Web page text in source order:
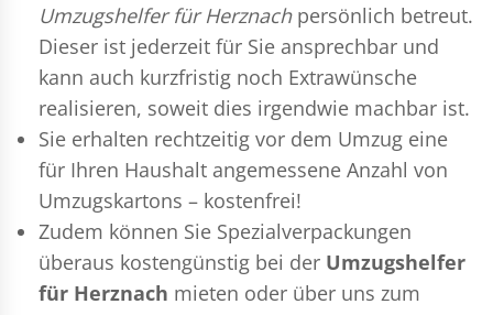
Umzugshelfer für Herznachpersönlich betreut.
Dieser ist jederzeit für Sie ansprechbar und
kann auch kurzfristig noch Extrawünsche
realisieren, soweit dies irgendwie machbar ist.
Sie erhalten rechtzeitig vor dem Umzug eine
für Ihren Haushalt angemessene Anzahl von
Umzugskartons – kostenfrei!
Zudem können Sie Spezialverpackungen
überaus kostengünstig bei der Umzugshelfer
für Herznach mieten oder über uns zum